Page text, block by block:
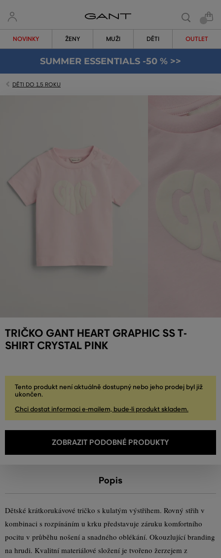
NOVINKY ŽENY MUŽI DĚTI OUTLET
SUMMER ESSENTIALS -50 % >>
DĚTI DO 1,5 ROKU
TRIČKO GANT HEART GRAPHIC SS T-
SHIRT CRYSTAL PINK
Tento produkt není aktuálně dostupný nebo jeho prodej byl již
ukončen.
Chci dostat informaci e-mailem, bude-li produkt skladem.
ZOBRAZIT PODOBNÉ PRODUKTY
Popis
Dětské krátkorukávové tričko s kulatým výstřihem. Rovný střih v
kombinaci s rozpínáním u krku představuje záruku komfortního
pocitu v průběhu nošení a snadného oblékání. Okouzlující branding
na hrudi. Kvalitní materiálové složení je tvořeno žerzejem z